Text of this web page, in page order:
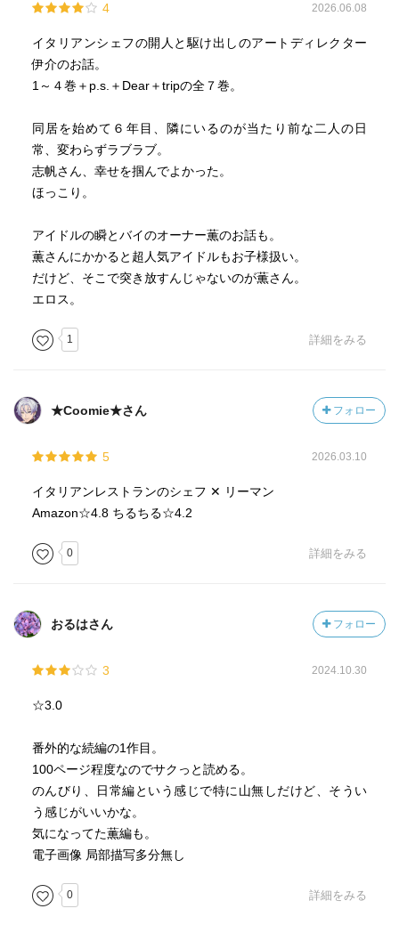
4 2026.06.08
イタリアンシェフの開人と駆け出しのアートディレクター
伊介のお話。
1～４巻＋p.s.＋Dear＋tripの全７巻。
同居を始めて６年目、隣にいるのが当たり前な二人の日
常、変わらずラブラブ。
志帆さん、幸せを掴んでよかった。
ほっこり。
アイドルの瞬とバイのオーナー薫のお話も。
薫さんにかかると超人気アイドルもお子様扱い。
だけど、そこで突き放すんじゃないのが薫さん。
エロス。
1 詳細をみる
★Coomie★さん フォロー
5 2026.03.10
イタリアンレストランのシェフ ✕‬ リーマン
Amazon☆4.8 ちるちる☆4.2
0 詳細をみる
おるはさん フォロー
3 2024.10.30
☆3.0
番外的な続編の1作目。
100ページ程度なのでサクっと読める。
のんびり、日常編という感じで特に山無しだけど、そうい
う感じがいいかな。
気になってた薫編も。
電子画像 局部描写多分無し
0 詳細をみる